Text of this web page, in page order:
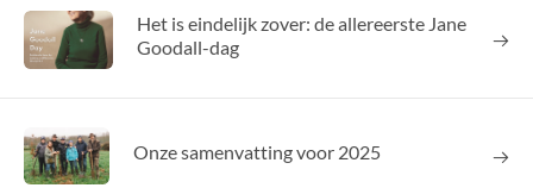
Het is eindelijk zover: de allereerste Jane
Goodall-dag
Onze samenvatting voor 2025